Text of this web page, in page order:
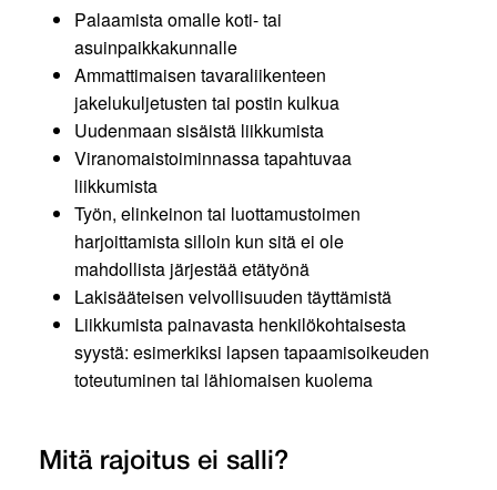
Palaamista omalle koti- tai
asuinpaikkakunnalle
Ammattimaisen tavaraliikenteen
jakelukuljetusten tai postin kulkua
Uudenmaan sisäistä liikkumista
Viranomaistoiminnassa tapahtuvaa
liikkumista
Työn, elinkeinon tai luottamustoimen
harjoittamista silloin kun sitä ei ole
mahdollista järjestää etätyönä
Lakisääteisen velvollisuuden täyttämistä
Liikkumista painavasta henkilökohtaisesta
syystä: esimerkiksi lapsen tapaamisoikeuden
toteutuminen tai lähiomaisen kuolema
Mitä rajoitus ei salli?